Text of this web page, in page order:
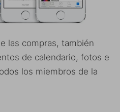
las compras, también
de calendario, fotos e
los miembros de la